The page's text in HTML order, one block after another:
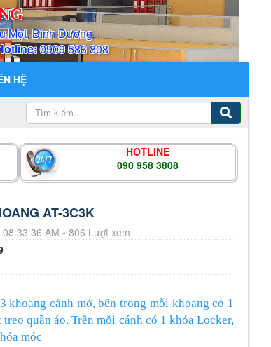
Một, Bình Dương
0909 583 808
HỆ
HOTLINE
090 958 3808
AT-3C3K
AM - 806 Lượt xem
khoang cánh mở, bên trong mỗi khoang có 1
quần áo. Trên mỗi cánh có 1 khóa Locker,
móc